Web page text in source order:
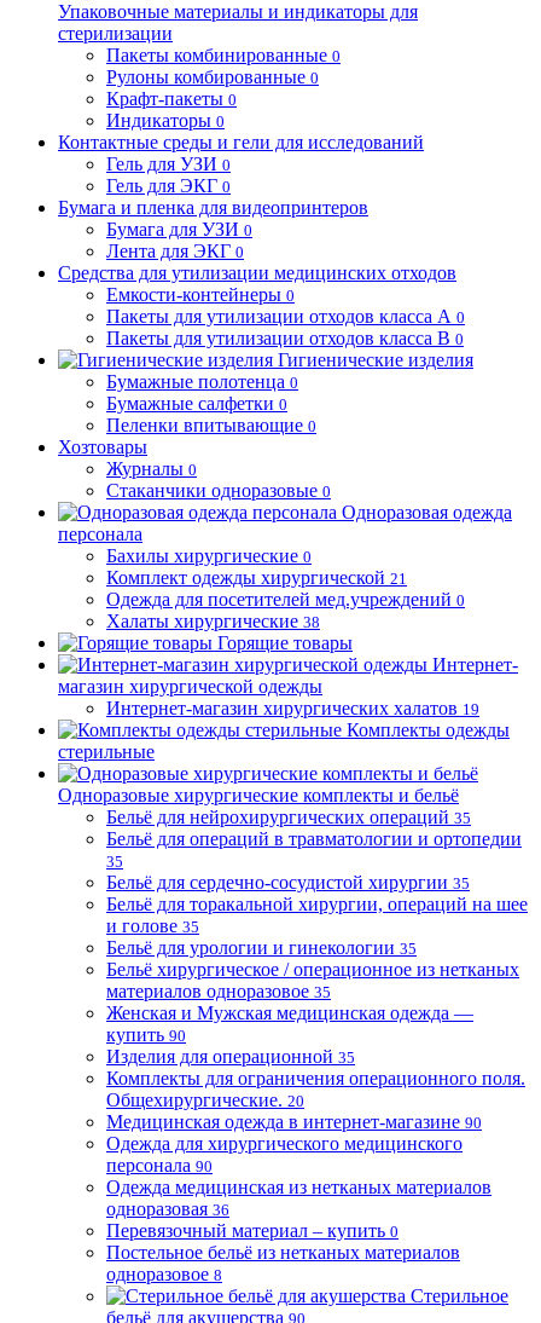
Упаковочные материалы и индикаторы для
стерилизации
Пакеты комбинированные 0
Рулоны комбированные 0
Крафт-пакеты 0
Индикаторы 0
Контактные среды и гели для исследований
Гель для УЗИ 0
Гель для ЭКГ 0
Бумага и пленка для видеопринтеров
Бумага для УЗИ 0
Лента для ЭКГ 0
Средства для утилизации медицинских отходов
Емкости-контейнеры 0
Пакеты для утилизации отходов класса А 0
Пакеты для утилизации отходов класса В 0
Гигиенические изделия
Бумажные полотенца 0
Бумажные салфетки 0
Пеленки впитывающие 0
Хозтовары
Журналы 0
Стаканчики одноразовые 0
Одноразовая одежда
персонала
Бахилы хирургические 0
Комплект одежды хирургической 21
Одежда для посетителей мед.учреждений 0
Халаты хирургические 38
Горящие товары
Интернет-
магазин хирургической одежды
Интернет-магазин хирургических халатов 19
Комплекты одежды
стерильные
Одноразовые хирургические комплекты и бельё
Бельё для нейрохирургических операций 35
Бельё для операций в травматологии и ортопедии
35
Бельё для сердечно-сосудистой хирургии 35
Бельё для торакальной хирургии, операций на шее
и голове 35
Бельё для урологии и гинекологии 35
Бельё хирургическое / операционное из нетканых
материалов одноразовое 35
Женская и Мужская медицинская одежда —
купить 90
Изделия для операционной 35
Комплекты для ограничения операционного поля.
Общехирургические. 20
Медицинская одежда в интернет-магазине 90
Одежда для хирургического медицинского
персонала 90
Одежда медицинская из нетканых материалов
одноразовая 36
Перевязочный материал – купить 0
Постельное бельё из нетканых материалов
одноразовое 8
Стерильное
бельё для акушерства 90